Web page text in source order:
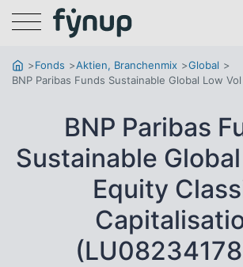
Menu
Fonds Aktien, Branchenmix
Global
BNP Paribas
Sustainable
Equity